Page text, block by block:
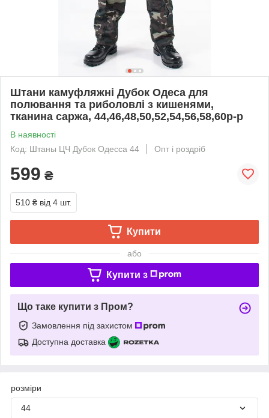
Штани камуфляжні Дубок Одеса для
полювання та риболовлі з кишенями,
тканина саржа, 44,46,48,50,52,54,56,58,60р-р
В наявності
Код: Штаны ЦЧ Дубок Одесса 44
Опт і роздріб
599 ₴
510 ₴ від 4 шт.
Купити
або
Купити з
Що таке купити з Пром?
Замовлення під захистом
Доступна доставка
розміри
44